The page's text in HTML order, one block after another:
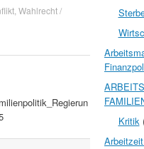
Wahlrecht /
Kritik